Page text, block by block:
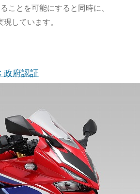
ことを可能にすると同時に、
しています。
政府認証